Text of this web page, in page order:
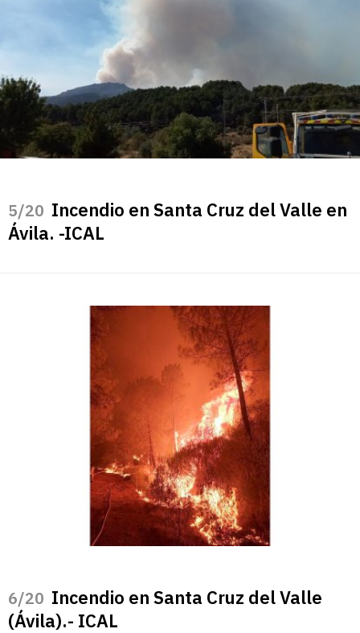
/20 Incendio en Santa Cruz del Valle en
Ávila. -ICAL
/20 Incendio en Santa Cruz del Valle
(Ávila).- ICAL